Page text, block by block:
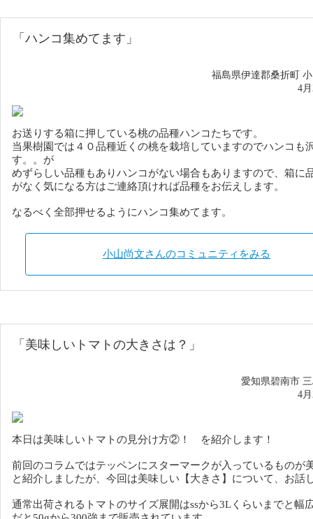
「 ハンコ集めてます 」
福島県伊達郡桑折町
4
お送りする箱に押している桃の品種ハンコたちです。
当果樹園では４０品種近くの桃を栽培していますのでハンコも
す。。が
めずらしい品種もありハンコがない場合もありますので、箱に
がなく気になる方はご連絡頂ければ品種をお伝えします。
なるべく全部押せるようにハンコ集めてます。
小山尚文さんのコミュニティをみる
「美味しいトマトの大きさは ？ 」
愛知県碧南市
4
本日は美味しいトマトの見分け方②！ を紹介します！
前回のコラムではテッペンにスターマークが入っているものが
と紹介しましたが、今回は美味しい【大きさ】について、お話
通常出荷されるトマトのサイズ展開はssから3Lくらいまでと幅